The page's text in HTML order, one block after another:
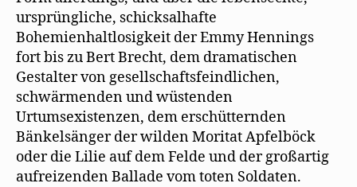
ursprüngliche, schicksalhafte
Bohemienhaltlosigkeit der Emmy Hennings
fort bis zu Bert Brecht, dem dramatischen
Gestalter von gesellschaftsfeindlichen,
schwärmenden und wüstenden
Urtumsexistenzen, dem erschütternden
Bänkelsänger der wilden Moritat Apfelböck
oder die Lilie auf dem Felde und der großartig
aufreizenden Ballade vom toten Soldaten.